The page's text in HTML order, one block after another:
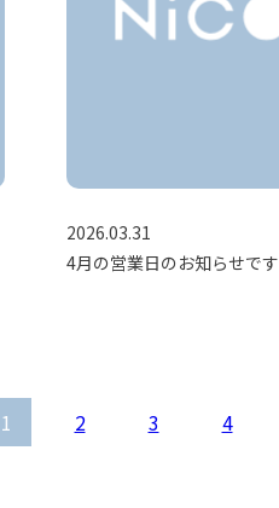
2026.03.31
4月の営業日のお知らせです
1 2 3 4